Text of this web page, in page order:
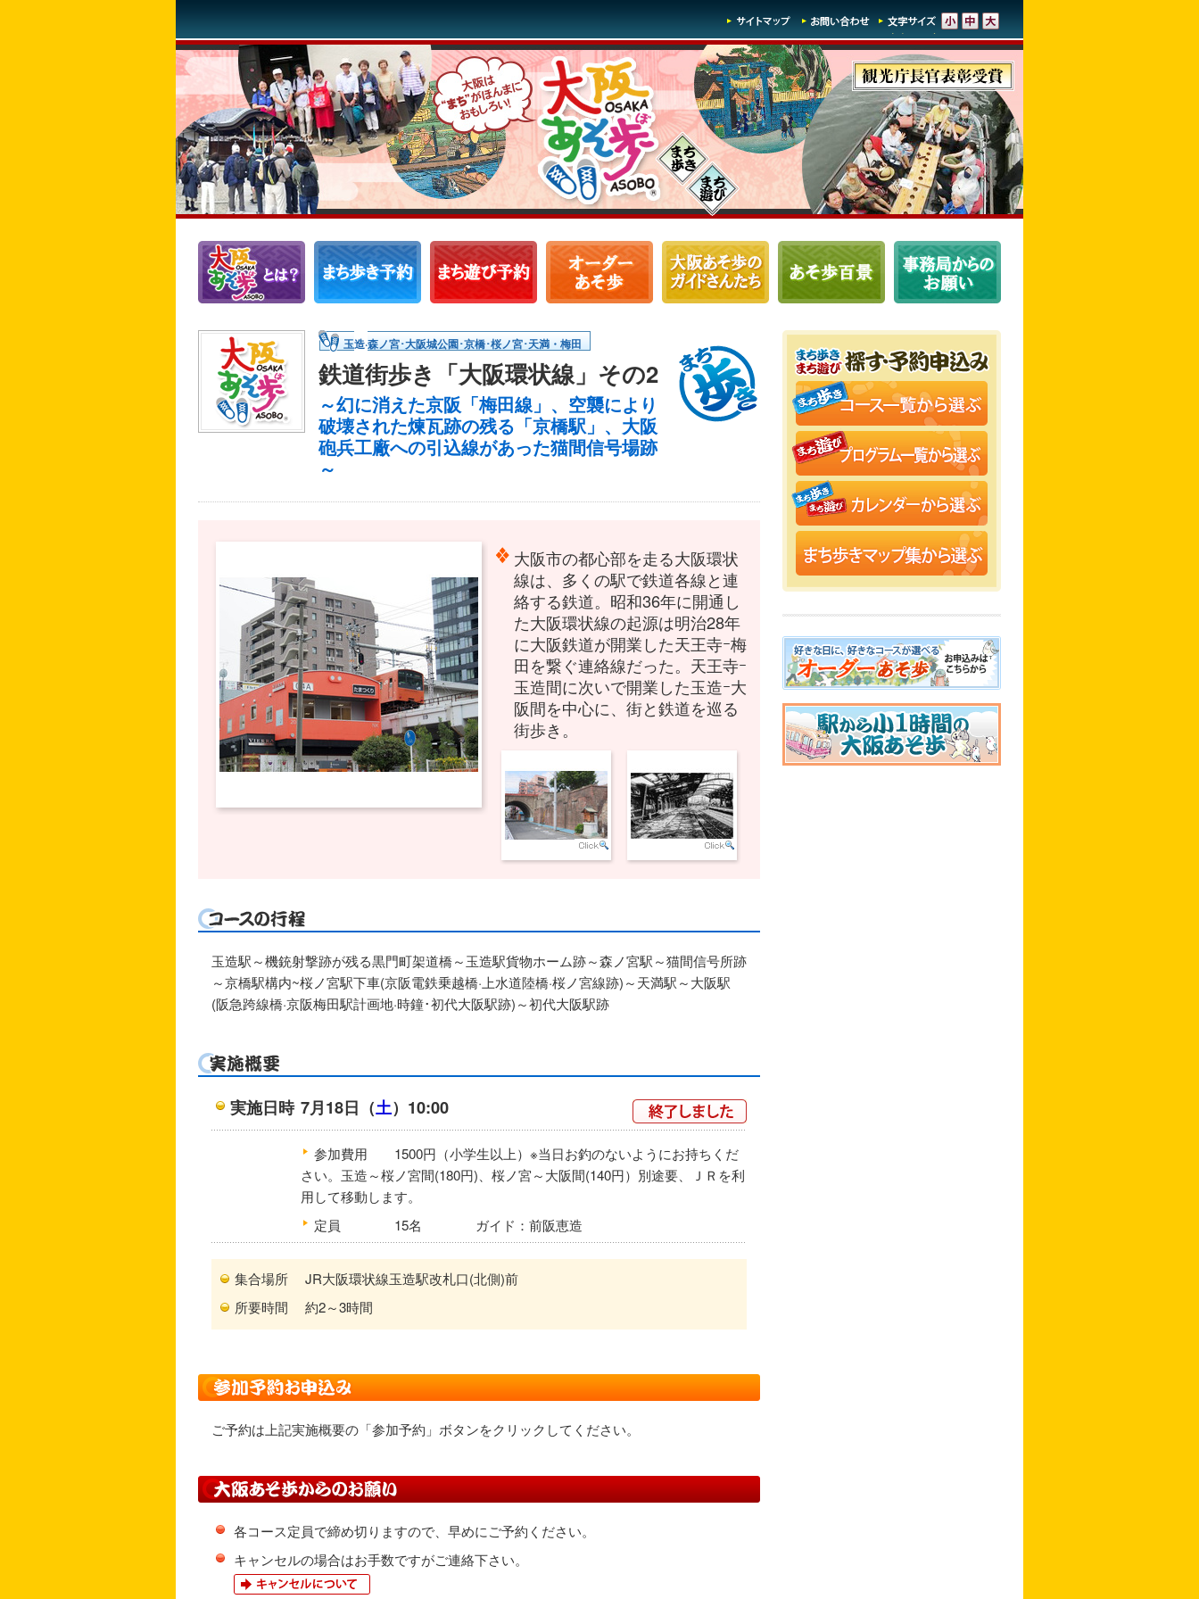
玉造·森ノ宮･大阪城公園･京橋･桜ノ宮･天満・梅田
鉄道街歩き「大阪環状線」その2
～幻に消えた京阪「梅田線」、空襲により
破壊された煉瓦跡の残る「京橋駅」、大阪
砲兵工廠への引込線があった猫間信号場跡
～
大阪市の都心部を走る大阪環状
線は、多くの駅で鉄道各線と連
絡する鉄道。昭和36年に開通し
た大阪環状線の起源は明治28年
に大阪鉄道が開業した天王寺ｰ梅
田を繋ぐ連絡線だった。天王寺ｰ
玉造間に次いで開業した玉造ｰ大
阪間を中心に、街と鉄道を巡る
街歩き。
玉造駅～機銃射撃跡が残る黒門町架道橋～玉造駅貨物ホーム跡～森ノ宮駅～猫間信号所跡
～京橋駅構内~桜ノ宮駅下車(京阪電鉄乗越橋·上水道陸橋·桜ノ宮線跡)～天満駅～大阪駅
(阪急跨線橋·京阪梅田駅計画地·時鐘･初代大阪駅跡)～初代大阪駅跡
実施日時 7月18日（土）10:00
参加費用
1500円（小学生以上）※当日お釣のないようにお持ちくだ
さい。玉造～桜ノ宮間(180円)、桜ノ宮～大阪間(140円）別途要、ＪＲを利
用して移動します。
定員
15名 ガイド：前阪恵造
集合場所
JR大阪環状線玉造駅改札口(北側)前
所要時間
約2～3時間
ご予約は上記実施概要の「参加予約」ボタンをクリックしてください。
各コース定員で締め切りますので、早めにご予約ください。
キャンセルの場合はお手数ですがご連絡下さい。